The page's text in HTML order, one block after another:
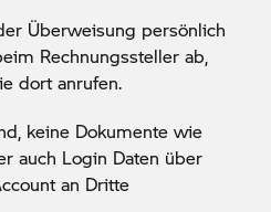
folgende wichtige
, die mit „https://“
BMW-Motorrad-Domain
oder eine
verweisen.
Überweisung persönlich
Rechnungssteller ab,
dort anrufen.
keine Dokumente wie
auch Login Daten über
an Dritte